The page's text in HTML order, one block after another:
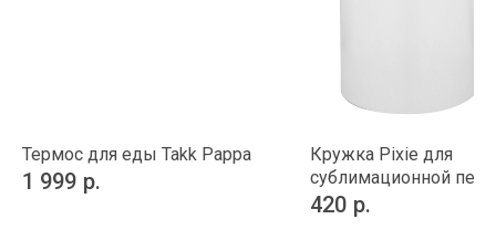
Термос для еды Takk Pappa
1 999 р.
Кружка Pixie для
сублимационной
420 р.